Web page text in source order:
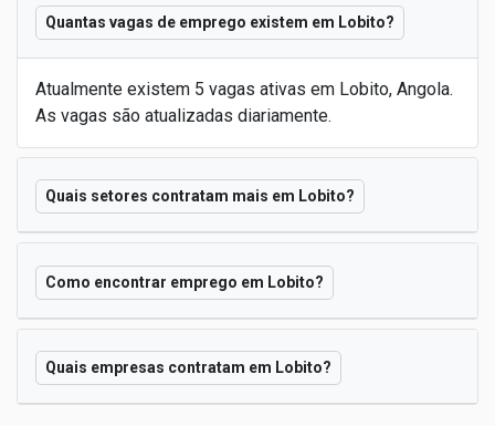
Quantas vagas de emprego existem em Lobito?
Atualmente existem 5 vagas ativas em Lobito, Angola.
As vagas são atualizadas diariamente.
Quais setores contratam mais em Lobito?
Como encontrar emprego em Lobito?
Quais empresas contratam em Lobito?